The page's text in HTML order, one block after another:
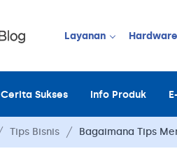
Layanan
Point of Sale
Payment
Hardware
Cerita Sukses Info Produk
Tips Bisnis Bagaimana Tips